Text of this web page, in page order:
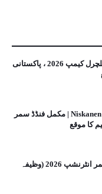
جنوبی کوریا میں مکمل فنڈڈ کلچرل کیمپ 2026 ، پاکستانی
Niskanen Summer Institute 2026 USA | مکمل فنڈڈ سمر
کا موقع
USA میں ورلڈ بینک ٹریژری سمر انٹرنشپ 2026 (وظیفہ